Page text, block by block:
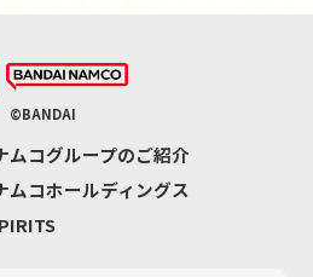
©BANDAI
ムコグループのご紹介
ムコホールディングス